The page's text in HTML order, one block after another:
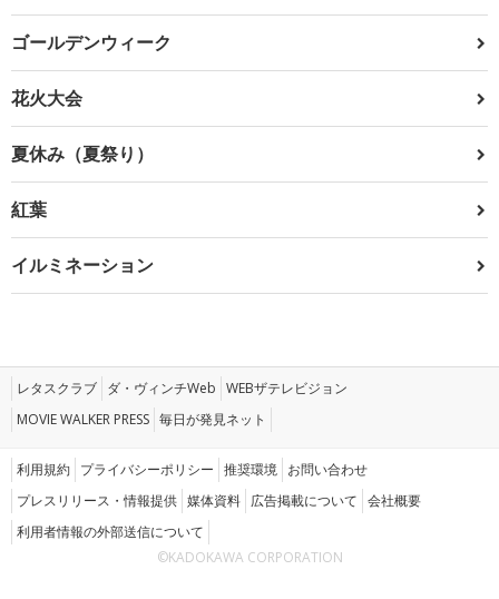
ゴールデンウィーク
花火大会
夏休み（夏祭り）
紅葉
イルミネーション
レタスクラブ ダ・ヴィンチWeb WEBザテレビジョン
MOVIE WALKER PRESS 毎日が発見ネット
利用規約 プライバシーポリシー 推奨環境 お問い合わせ
プレスリリース・情報提供 媒体資料 広告掲載について 会社概要
利用者情報の外部送信について
©KADOKAWA CORPORATION